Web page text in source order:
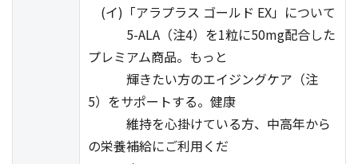
(イ)「アラプラス ゴールド EX」について
5-ALA（注4）を1粒に50mg配合した
プレミアム商品。もっと
輝きたい方のエイジングケア（注
5）をサポートする。健康
維持を心掛けている方、中高年から
の栄養補給にご利用くだ